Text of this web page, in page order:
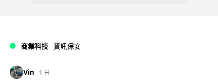
商業科技 資訊保安
Vin 1 日